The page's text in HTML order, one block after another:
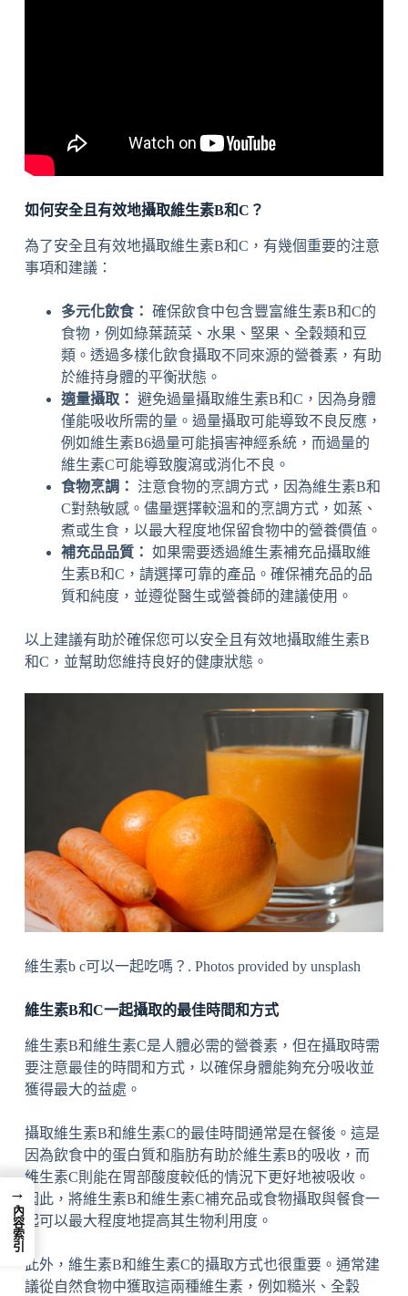
如何安全且有效地攝取維生素B和C？
為了安全且有效地攝取維生素B和C，有幾個重要的注意
事項和建議：
多元化飲食： 確保飲食中包含豐富維生素B和C的
食物，例如綠葉蔬菜、水果、堅果、全穀類和豆
類。透過多樣化飲食攝取不同來源的營養素，有助
於維持身體的平衡狀態。
適量攝取： 避免過量攝取維生素B和C，因為身體
僅能吸收所需的量。過量攝取可能導致不良反應，
例如維生素B6過量可能損害神經系統，而過量的
維生素C可能導致腹瀉或消化不良。
食物烹調：
注意食物的烹調方式，因為維生素B和
C對熱敏感。儘量選擇較溫和的烹調方式，如蒸、
煮或生食，以最大程度地保留食物中的營養價值。
補充品品質： 如果需要透過維生素補充品攝取維
生素B和C，請選擇可靠的產品。確保補充品的品
質和純度，並遵從醫生或營養師的建議使用。
以上建議有助於確保您可以安全且有效地攝取維生素B
和C，並幫助您維持良好的健康狀態。
維生素b c可以一起吃嗎？. Photos provided by unsplash
維生素B和C一起攝取的最佳時間和方式
維生素B和維生素C是人體必需的營養素，但在攝取時需
要注意最佳的時間和方式，以確保身體能夠充分吸收並
獲得最大的益處。
攝取維生素B和維生素C的最佳時間通常是在餐後。這是
因為飲食中的蛋白質和脂肪有助於維生素B的吸收，而
維生素C則能在胃部酸度較低的情況下更好地被吸收。
因此，將維生素B和維生素C補充品或食物攝取與餐食一
起可以最大程度地提高其生物利用度。
此外，維生素B和維生素C的攝取方式也很重要。通常建
議從自然食物中獲取這兩種維生素，例如糙米、全穀
→
內容索引